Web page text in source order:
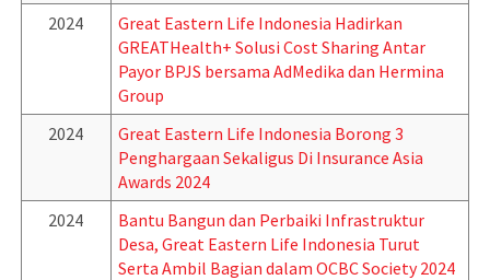
2024
Great Eastern Life Indonesia Hadirkan
GREATHealth+ Solusi Cost Sharing Antar
Payor BPJS bersama AdMedika dan Hermina
Group
2024
Great Eastern Life Indonesia Borong 3
Penghargaan Sekaligus Di Insurance Asia
Awards 2024
2024
Bantu Bangun dan Perbaiki Infrastruktur
Desa, Great Eastern Life Indonesia Turut
Serta Ambil Bagian dalam OCBC Society 2024